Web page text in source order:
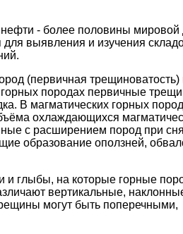
- более половины мировой
выявления и изучения
(первичная трещиноватость)
породах первичные
В магматических горных
охлаждающихся
с расширением пород при
образование оползней,
и глыбы, на которые горные
вертикальные,
могут быть поперечными,